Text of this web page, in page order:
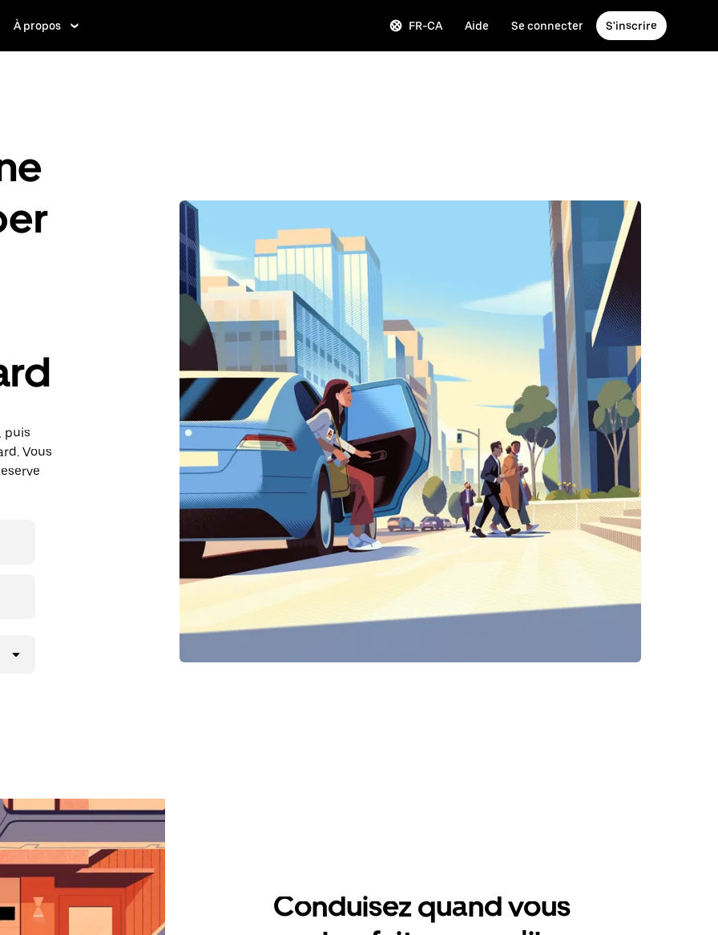
À propos FR-CA Aide Se connecter S'inscrire
puis
Vous
Conduisez quand vous